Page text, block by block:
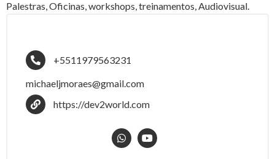
Palestras, Oficinas, workshops, treinamentos, Audiovisual.
+5511979563231
michaeljmoraes@gmail.com
https://dev2world.com